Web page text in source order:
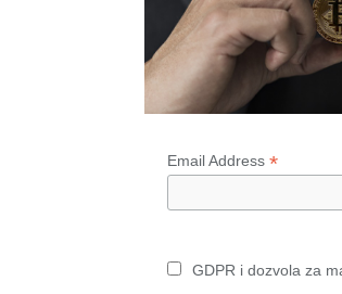
Email Address*
GDPR i dozvola za